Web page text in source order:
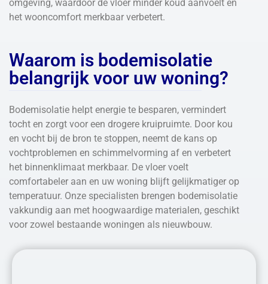
omgeving, waardoor de vloer minder koud aanvoelt en
het wooncomfort merkbaar verbetert.
Waarom is bodemisolatie
belangrijk voor uw woning?
Bodemisolatie helpt energie te besparen, vermindert
tocht en zorgt voor een drogere kruipruimte. Door kou
en vocht bij de bron te stoppen, neemt de kans op
vochtproblemen en schimmelvorming af en verbetert
het binnenklimaat merkbaar. De vloer voelt
comfortabeler aan en uw woning blijft gelijkmatiger op
temperatuur. Onze specialisten brengen bodemisolatie
vakkundig aan met hoogwaardige materialen, geschikt
voor zowel bestaande woningen als nieuwbouw.